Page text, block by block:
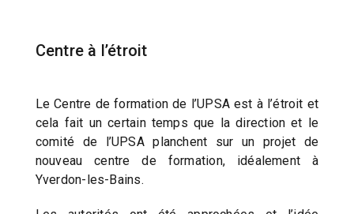
Centre à l’étroit
Le Centre de formation de l’UPSA est à l’étroit et
cela fait un certain temps que la direction et le
comité de l’UPSA planchent sur un projet de
nouveau centre de formation, idéalement à
Yverdon-les-Bains.